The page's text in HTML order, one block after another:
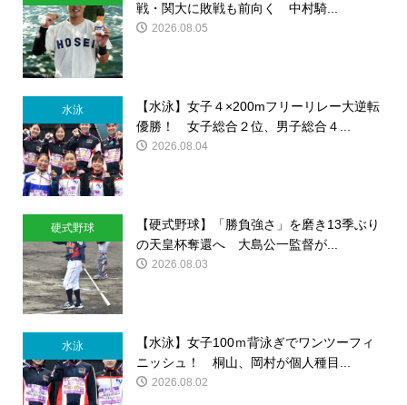
戦・関大に敗戦も前向く 中村騎...
2026.08.05
水泳
【水泳】女子４×200mフリーリレー大逆転
優勝！ 女子総合２位、男子総合４...
2026.08.04
硬式野球
【硬式野球】「勝負強さ」を磨き13季ぶり
の天皇杯奪還へ 大島公一監督が...
2026.08.03
水泳
【水泳】女子100ｍ背泳ぎでワンツーフィ
ニッシュ！ 桐山、岡村が個人種目...
2026.08.02